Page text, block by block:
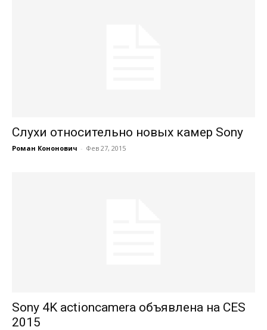
Слухи относительно новых камер Sony
Роман Кононович - Фев 27, 2015
Sony 4K actioncamera объявлена на CES
2015